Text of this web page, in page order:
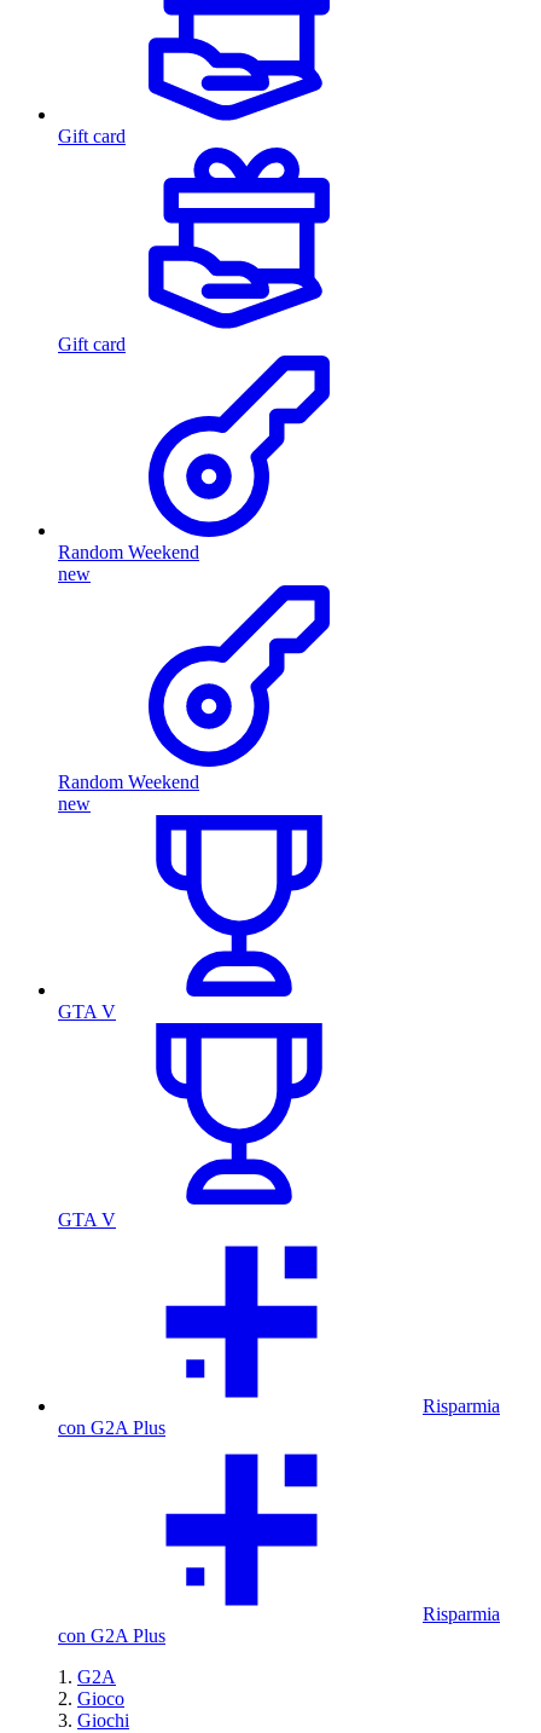
Gift card
Gift card
Random Weekend
new
Random Weekend
new
GTA V
GTA V
Risparmia
con G2A Plus
Risparmia
con G2A Plus
G2A
Gioco
Giochi